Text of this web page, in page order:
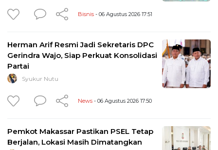
Bisnis - 06 Agustus 2026 17:51
Herman Arif Resmi Jadi Sekretaris DPC
Gerindra Wajo, Siap Perkuat Konsolidasi
Partai
Syukur Nutu
News - 06 Agustus 2026 17:50
Pemkot Makassar Pastikan PSEL Tetap
Berjalan, Lokasi Masih Dimatangkan